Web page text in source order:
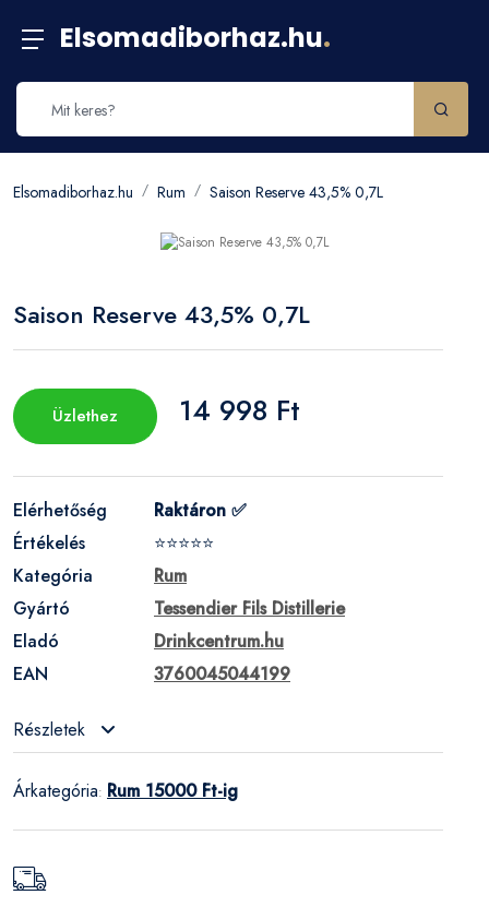
Elsomadiborhaz.hu.
Elsomadiborhaz.hu Rum Saison Reserve 43,5% 0,7L
Saison Reserve 43,5% 0,7L
Üzlethez 14 998 Ft
Elérhetőség
Raktáron ✅
Értékelés
⭐⭐⭐⭐⭐
Kategória
Rum
Gyártó
Tessendier Fils Distillerie
Eladó
Drinkcentrum.hu
EAN
3760045044199
Részletek
Árkategória: Rum 15000 Ft-ig